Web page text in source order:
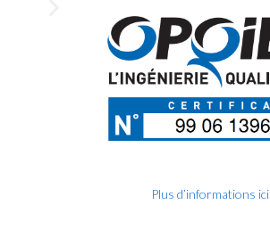
Plus d’informations ici